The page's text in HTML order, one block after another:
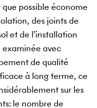
possible économe
des joints de
et de l’installation
avec
de qualité
à long terme, ce
sur les
le nombre de